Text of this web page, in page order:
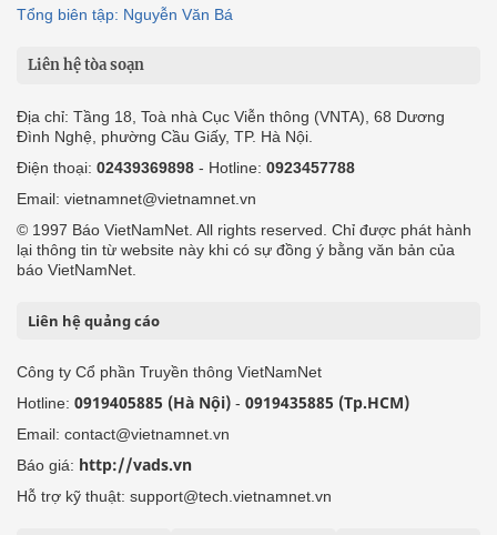
Tổng biên tập: Nguyễn Văn Bá
Liên hệ tòa soạn
Địa chỉ: Tầng 18, Toà nhà Cục Viễn thông (VNTA), 68 Dương
Đình Nghệ, phường Cầu Giấy, TP. Hà Nội.
Điện thoại: 02439369898 - Hotline: 0923457788
Email: vietnamnet@vietnamnet.vn
© 1997 Báo VietNamNet. All rights reserved. Chỉ được phát hành
lại thông tin từ website này khi có sự đồng ý bằng văn bản của
báo VietNamNet.
Liên hệ quảng cáo
Công ty Cổ phần Truyền thông VietNamNet
Hotline: 0919405885 (Hà Nội) - 0919435885 (Tp.HCM)
Email: contact@vietnamnet.vn
Báo giá: http://vads.vn
Hỗ trợ kỹ thuật: support@tech.vietnamnet.vn